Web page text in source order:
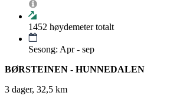
1452 høydemeter totalt
Sesong: Apr - sep
BØRSTEINEN - HUNNEDALEN
3 dager, 32,5 km